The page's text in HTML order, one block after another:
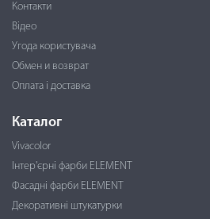
Контакти
Відео
Угода користувача
Обмен и возврат
Оплата і доставка
Каталог
Vivacolor
Інтер'єрні фарби ELEMENT
Фасадні фарби ELEMENT
Декоративні штукатурки